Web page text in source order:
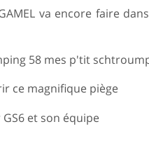
va encore faire
58 mes p'tit
ce magnifique piège
et son équipe